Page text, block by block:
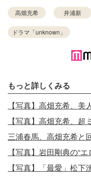
高畑充希 井浦新
ドラマ「unknown」
もっと詳しくみる
【写真】高畑充希、
【写真】岩田剛典の“